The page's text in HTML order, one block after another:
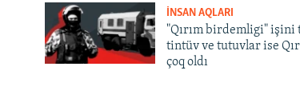
İNSAN AQLARI
"Qırım birdemligi" işini
tintüv ve tutuvlar ise
çoq oldı